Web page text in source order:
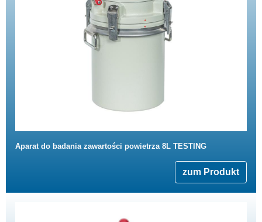
Aparat do badania zawartości powietrza 8L TESTING
zum Produkt